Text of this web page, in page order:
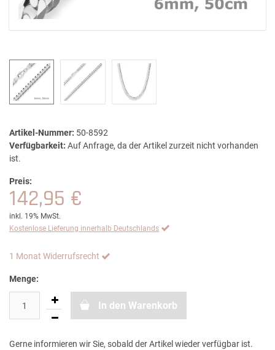
Artikel-Nummer: 50-8592
Verfügbarkeit: Auf Anfrage, da der Artikel zurzeit nicht vorhanden
ist.
Preis:
142,95 €
inkl. 19% MwSt.
Kostenlose Lieferung innerhalb Deutschlands
1 Monat Widerrufsrecht
Menge:
In den Warenkorb
Gerne informieren wir Sie, sobald der Artikel wieder verfügbar ist.